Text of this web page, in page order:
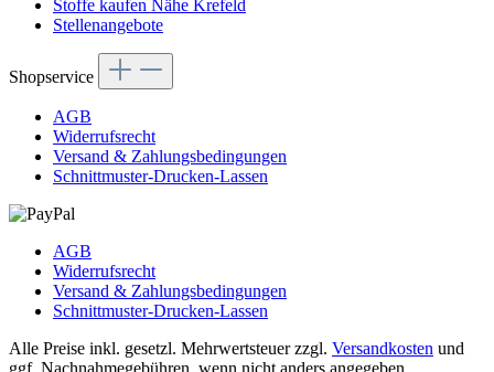
Stoffe kaufen Nähe Krefeld
Stellenangebote
Shopservice
AGB
Widerrufsrecht
Versand & Zahlungsbedingungen
Schnittmuster-Drucken-Lassen
AGB
Widerrufsrecht
Versand & Zahlungsbedingungen
Schnittmuster-Drucken-Lassen
Alle Preise inkl. gesetzl. Mehrwertsteuer zzgl. Versandkosten und